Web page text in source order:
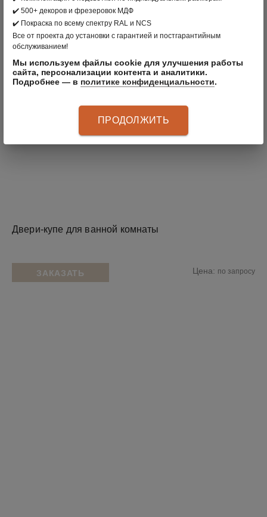
Двери-купе для ванной комнаты
ЗАКАЗАТЬ Цена: по запросу
✔️ 500+ декоров и фрезеровок МДФ
✔️ Покраска по всему спектру RAL и NCS
Все от проекта до установки с гарантией и постгарантийным
обслуживанием!
Мы используем файлы cookie для улучшения работы
сайта, персонализации контента и аналитики.
Подробнее — в политике конфиденциальности.
ПРОДОЛЖИТЬ